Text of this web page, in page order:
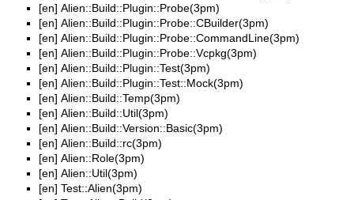
[en] Alien::Build::Plugin::Probe(3pm)
[en] Alien::Build::Plugin::Probe::CBuilder(3pm)
[en] Alien::Build::Plugin::Probe::CommandLine(3pm)
[en] Alien::Build::Plugin::Probe::Vcpkg(3pm)
[en] Alien::Build::Plugin::Test(3pm)
[en] Alien::Build::Plugin::Test::Mock(3pm)
[en] Alien::Build::Temp(3pm)
[en] Alien::Build::Util(3pm)
[en] Alien::Build::Version::Basic(3pm)
[en] Alien::Build::rc(3pm)
[en] Alien::Role(3pm)
[en] Alien::Util(3pm)
[en] Test::Alien(3pm)